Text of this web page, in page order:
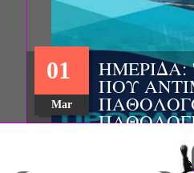
ΠΟΥ
ΤΙΣ Α' &
01
Mar